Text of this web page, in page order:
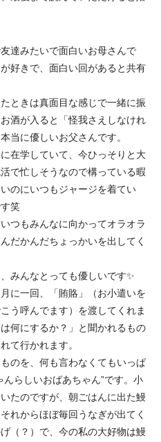
達みたいで面白いお母さんで
好きで、面白い回があると共有
ときは真面目な感じで一緒に振
酒が入ると「怪我さえしなけれ
当に優しいお父さんです。
在学していて、今ひっそりと大
で忙しそうなので構っている暇
のにいつもジャージを着てい
笑
つもみんなに向かってオラオラ
だかんだちょっかいを出してく
みんなとっても優しいです✨
に一回、「賄賂」（お小遣いを
う呼んでます）を渡してくれま
何にするか？」と聞かれるもの
て行かれます。
のを、何も言わなくてもいっぱ
らしいおばあちゃん”です。小
たのですが、朝ごはんに出た鰻
れからほぼ毎回うなぎが出てく
（？）で、今の私の大好物は鰻